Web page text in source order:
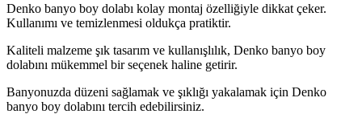
Denko banyo boy dolabı kolay montaj özelliğiyle dikkat çeker.
Kullanımı ve temizlenmesi oldukça pratiktir.
Kaliteli malzeme şık tasarım ve kullanışlılık, Denko banyo boy
dolabını mükemmel bir seçenek haline getirir.
Banyonuzda düzeni sağlamak ve şıklığı yakalamak için Denko
banyo boy dolabını tercih edebilirsiniz.